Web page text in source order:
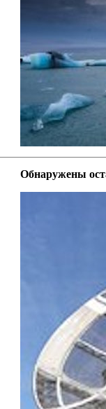
Обнаружены